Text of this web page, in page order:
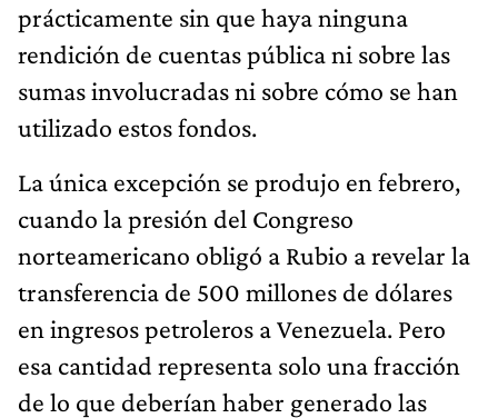
prácticamente sin que haya ninguna
rendición de cuentas pública ni sobre las
sumas involucradas ni sobre cómo se han
utilizado estos fondos.
La única excepción se produjo en febrero,
cuando la presión del Congreso
norteamericano obligó a Rubio a revelar la
transferencia de 500 millones de dólares
en ingresos petroleros a Venezuela. Pero
esa cantidad representa solo una fracción
de lo que deberían haber generado las